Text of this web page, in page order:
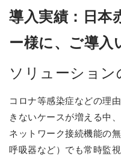
導入実績：日本
ー様に、ご導入
ソリューション
コロナ等感染症などの理
きないケースが増える中、
ネットワーク接続機能の
呼吸器など）でも常時監